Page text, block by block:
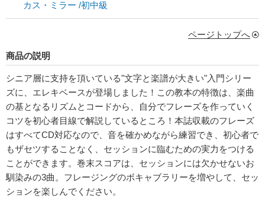
カス・ミラー /初中級
ページトップへ
商品の説明
シニア層に支持を頂いている"文字と楽譜が大きい"入門シリー
ズに、エレキベースが登場しました！この教本の特徴は、楽曲
の基となるリズムとコードから、自分でフレーズを作っていく
コツを初心者目線で解説しているところ！本誌収載のフレーズ
はすべてCD対応なので、音を確かめながら練習でき、初心者で
もザセツすることなく、セッションに臨むための実力をつける
ことができます。巻末スコアは、セッションには欠かせないお
馴染みの3曲。フレージングのボキャブラリーを増やして、セッ
ションを楽しんでください。